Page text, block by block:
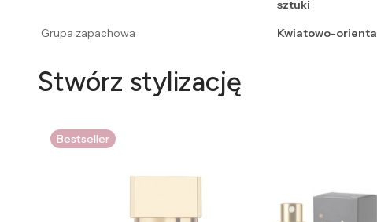
sztuki
Grupa zapachowa Kwiatowo-
Stwórz stylizację
Bestseller